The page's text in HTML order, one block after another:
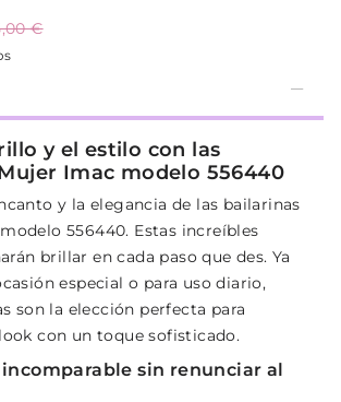
€
y el estilo con las
Imac modelo 556440
y la elegancia de las bailarinas
556440. Estas increíbles
brillar en cada paso que des. Ya
especial o para uso diario,
son la elección perfecta para
con un toque sofisticado.
sin renunciar al